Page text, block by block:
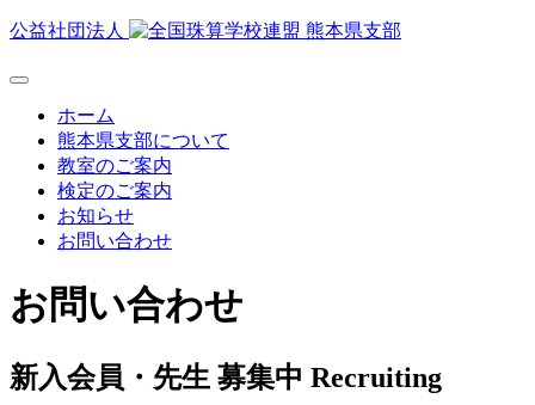
公益社団法人
ホーム
熊本県支部について
教室のご案内
検定のご案内
お知らせ
お問い合わせ
お問い合わせ
新入会員・先生 募集中 Recruiting